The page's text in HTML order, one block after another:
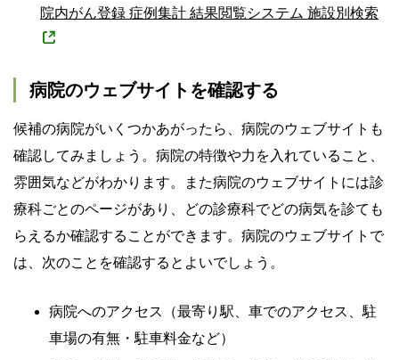
院内がん登録 症例集計 結果閲覧システム 施設別検索
病院のウェブサイトを確認する
候補の病院がいくつかあがったら、病院のウェブサイトも
確認してみましょう。病院の特徴や力を入れていること、
雰囲気などがわかります。また病院のウェブサイトには診
療科ごとのページがあり、どの診療科でどの病気を診ても
らえるか確認することができます。病院のウェブサイトで
は、次のことを確認するとよいでしょう。
病院へのアクセス（最寄り駅、車でのアクセス、駐
車場の有無・駐車料金など）